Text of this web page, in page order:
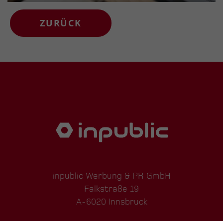
ZURÜCK
inpublic Werbung & PR GmbH
Falkstraße 19
A-6020 Innsbruck